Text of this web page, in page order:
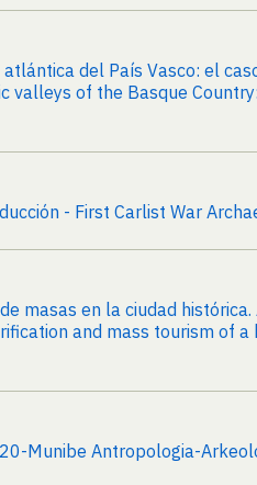
del País Vasco: el
of the Basque
- First Carlist War
masas en la ciudad
and mass tourism of a
Munibe Antropologia-